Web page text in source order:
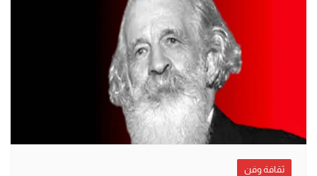
ثقافة وفن